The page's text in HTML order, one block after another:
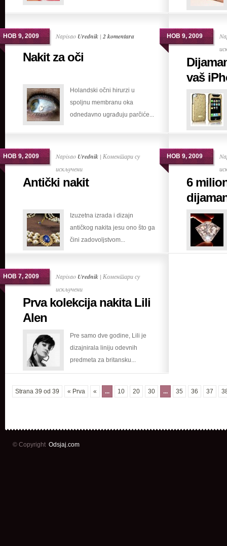
НОВ 9, 2009 Napisao Urednik | 2 komentara
Nakit za oči
Holandski očni hirurzi u
spoljnu membranu oka
odnedavno ugrađuju parčiće...
НОВ 9, 2009
vaš
НОВ 9, 2009 Napisao Urednik | Коментари су
искљученина
Antički
Antički nakit
Izuzetna izrada i dizajn
antičkog nakita jesu ono što ga
čini zadovoljstvom...
НОВ 9, 2009
6
НОВ 7, 2009 Napisao Urednik | Коментари су
искљученина
Prva
Lili
Alen
Prva kolekcija nakita Lili
Alen
Pre samo dve godine, Lili je
dizajnirala liniju odevnih
predmeta za britansku...
Strana 39 od 39 « Prva « ... 10 20 30 ... 35 36 37
© Copyright Odsjaj.com